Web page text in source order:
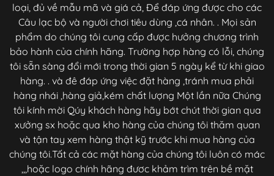
loại, đủ về mẫu mã và giá cả, Để đáp ứng được cho các
Câu lạc bộ và người chơi tiêu dùng ,cá nhân. . Mọi sản
phẩm do chúng tôi cung cấp được hưởng chương trình
bảo hành của chính hãng. Trường hợp hàng có lỗi, chúng
tôi sẵn sàng đổi mới trong thời gian 5 ngày kể từ khi giao
hàng. . và đê đáp ứng việc đặt hàng ,tránh mua phải
hàng nhái ,hàng giả,kém chất lượng Một lần nữa Chúng
tôi kính mời Qúy khách hàng hãy bớt chút thời gian qua
xưởng sx hoặc qua kho hàng của chúng tôi thăm quan
và tận tay xem hàng thật kỹ trước khi mua hàng của
chúng tôi.Tất cả các mặt hàng của chúng tôi luôn có mác
,,,hoặc logo chính hãng đươc khảm trìm trên bề mặt